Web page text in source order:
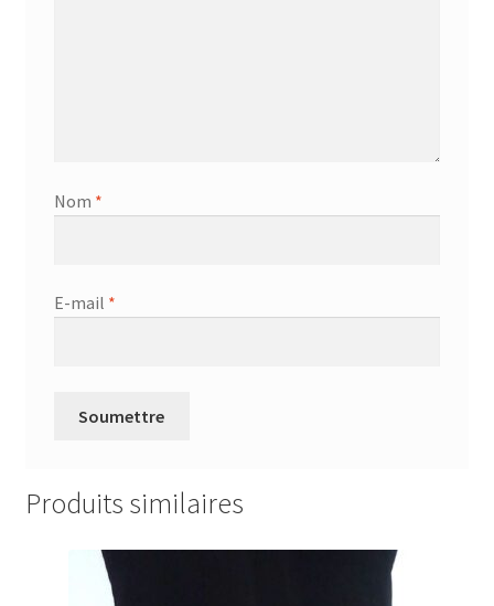
Nom *
E-mail *
Produits similaires